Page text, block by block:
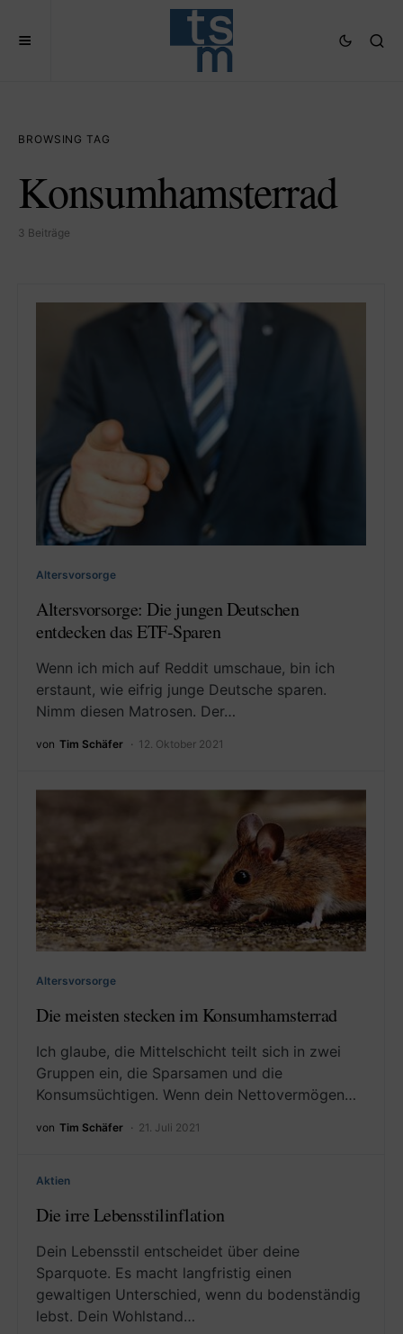
BROWSING TAG
Konsumhamsterrad
3 Beiträge
Altersvorsorge
Altersvorsorge: Die jungen Deutschen
entdecken das ETF-Sparen
Wenn ich mich auf Reddit umschaue, bin ich
erstaunt, wie eifrig junge Deutsche sparen.
Nimm diesen Matrosen. Der…
von Tim Schäfer 12. Oktober 2021
Altersvorsorge
Die meisten stecken im Konsumhamsterrad
Ich glaube, die Mittelschicht teilt sich in zwei
Gruppen ein, die Sparsamen und die
Konsumsüchtigen. Wenn dein Nettovermögen…
von Tim Schäfer 21. Juli 2021
Aktien
Die irre Lebensstilinflation
Dein Lebensstil entscheidet über deine
Sparquote. Es macht langfristig einen
gewaltigen Unterschied, wenn du bodenständig
lebst. Dein Wohlstand…